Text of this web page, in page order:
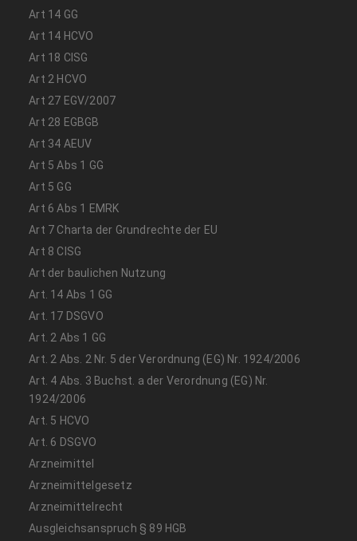
Art 14 GG
Art 14 HCVO
Art 18 CISG
Art 2 HCVO
Art 27 EGV/2007
Art 28 EGBGB
Art 34 AEUV
Art 5 Abs 1 GG
Art 5 GG
Art 6 Abs 1 EMRK
Art 7 Charta der Grundrechte der EU
Art 8 CISG
Art der baulichen Nutzung
Art. 14 Abs 1 GG
Art. 17 DSGVO
Art. 2 Abs 1 GG
Art. 2 Abs. 2 Nr. 5 der Verordnung (EG) Nr. 1924/2006
Art. 4 Abs. 3 Buchst. a der Verordnung (EG) Nr.
1924/2006
Art. 5 HCVO
Art. 6 DSGVO
Arzneimittel
Arzneimittelgesetz
Arzneimittelrecht
Ausgleichsanspruch § 89 HGB